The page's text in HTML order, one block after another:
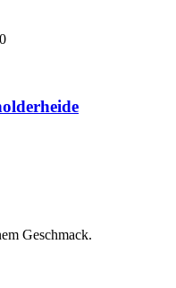
Geschmack.